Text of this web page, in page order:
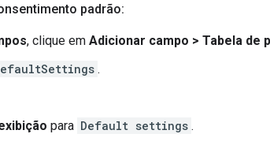
padrão:
, clique em Adicionar campo > Tabela de
.
para Default settings .